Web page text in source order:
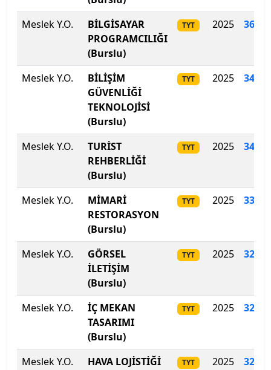
Nevşehir Hacı Bektaş Veli Üniversitesi
Niğde Ömer Halisdemir Üniversitesi
Nuh Naci Yazgan Üniversitesi
ODTÜ Kuzey Kıbrıs Kampusu
Ondokuz Mayıs Üniversitesi
Ordu Üniversitesi
Orta Doğu Teknik Üniversitesi
Osmaniye Korkut Ata Üniversitesi
Ostim Teknik Üniversitesi
Özyeğin Üniversitesi
Pamukkale Üniversitesi
Piri Reis Üniversitesi
Meslek Y.O.
BİLGİSAYAR
PROGRAMCILIĞI
(Burslu)
TYT 2025 362
Meslek Y.O.
BİLİŞİM
GÜVENLİĞİ
TEKNOLOJİSİ
(Burslu)
TYT 2025
Meslek Y.O.
TURİST
REHBERLİĞİ
(Burslu)
TYT 2025 347
Meslek Y.O.
MİMARİ
RESTORASYON
(Burslu)
TYT 2025 330
Meslek Y.O.
GÖRSEL
İLETİŞİM
(Burslu)
TYT 2025
Meslek Y.O.
İÇ MEKAN
TASARIMI
(Burslu)
TYT 2025
Meslek Y.O.
HAVA LOJİSTİĞİ
TYT 2025